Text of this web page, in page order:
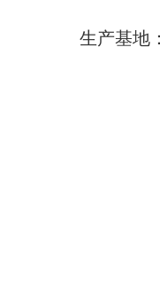
生产基地